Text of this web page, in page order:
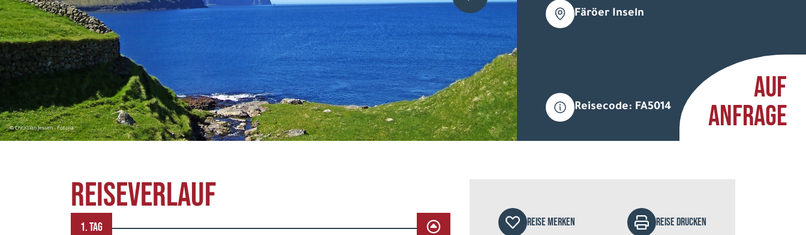
© Christian Jessen - Fotolia
Färöer Inseln
Reisecode: FA5014
AUF
ANFRAGE
REISEVERLAUF
1. TAG REISE MERKEN REISE DRUCKEN